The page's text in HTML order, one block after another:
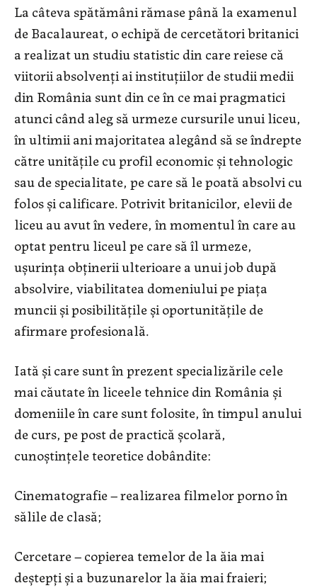
La câteva spătămâni rămase până la examenul
de Bacalaureat, o echipă de cercetători britanici
a realizat un studiu statistic din care reiese că
viitorii absolvenți ai instituțiilor de studii medii
din România sunt din ce în ce mai pragmatici
atunci când aleg să urmeze cursurile unui liceu,
în ultimii ani majoritatea alegând să se îndrepte
către unitățile cu profil economic și tehnologic
sau de specialitate, pe care să le poată absolvi cu
folos și calificare. Potrivit britanicilor, elevii de
liceu au avut în vedere, în momentul în care au
optat pentru liceul pe care să îl urmeze,
ușurința obținerii ulterioare a unui job după
absolvire, viabilitatea domeniului pe piața
muncii și posibilitățile și oportunitățile de
afirmare profesională.
Iată și care sunt în prezent specializările cele
mai căutate în liceele tehnice din România și
domeniile în care sunt folosite, în timpul anului
de curs, pe post de practică școlară,
cunoștințele teoretice dobândite:
Cinematografie – realizarea filmelor porno în
sălile de clasă;
Cercetare – copierea temelor de la ăia mai
deștepți și a buzunarelor la ăia mai fraieri;